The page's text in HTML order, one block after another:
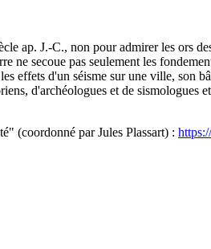
ap. J.-C., non pour admirer les ors
ne secoue pas seulement les
effets d'un séisme sur une ville, son
d'archéologues et de sismologues
(coordonné par Jules Plassart) :